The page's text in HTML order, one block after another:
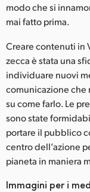
modo che si
mai fatto prima.
Creare contenuti in
zecca è stata una
individuare nuovi
comunicazione che
su come farlo. Le
sono state
portare il pubblico
centro dell’azione
pianeta in maniera
Immagini per i